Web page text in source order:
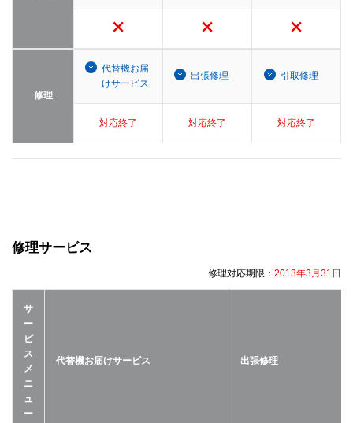
修理
代替機お届
けサービス
出張修理 引取修理
対応終了 対応終了 対応終了
修理サービス
修理対応期限： 2013年3月31日
サ
ー
ビ
ス
メ
ニ
ュ
ー
代替機お届けサービス 出張修理